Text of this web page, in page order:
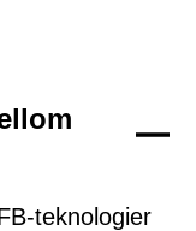
teknologier